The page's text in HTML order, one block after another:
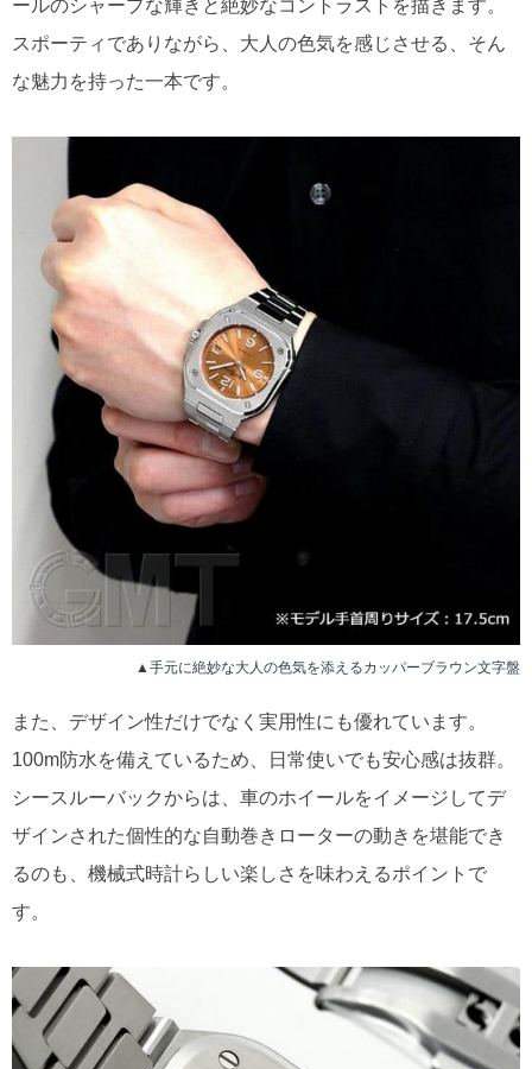
ールのシャープな輝きと絶妙なコントラストを描きます。
スポーティでありながら、大人の色気を感じさせる、そん
な魅力を持った一本です。
▲手元に絶妙な大人の色気を添えるカッパーブラウン文字盤
また、デザイン性だけでなく実用性にも優れています。
100m防水を備えているため、日常使いでも安心感は抜群。
シースルーバックからは、車のホイールをイメージしてデ
ザインされた個性的な自動巻きローターの動きを堪能でき
るのも、機械式時計らしい楽しさを味わえるポイントで
す。